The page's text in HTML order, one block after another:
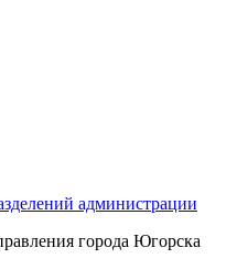
администрации
города Югорска